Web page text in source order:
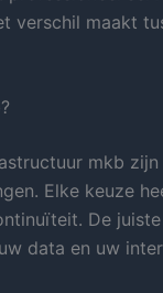
verschil maakt
mkb zijn
Elke keuze
De
data en uw